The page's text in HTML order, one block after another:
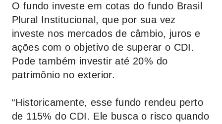
O fundo investe em cotas do fundo Brasil
Plural Institucional, que por sua vez
investe nos mercados de câmbio, juros e
ações com o objetivo de superar o CDI.
Pode também investir até 20% do
patrimônio no exterior.
“Historicamente, esse fundo rendeu perto
de 115% do CDI. Ele busca o risco quando